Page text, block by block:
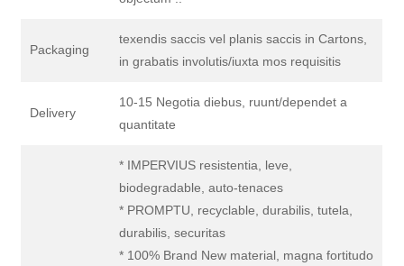
Packaging
texendis saccis vel planis saccis in Cartons,
in grabatis involutis/iuxta mos requisitis
Delivery
10-15 Negotia diebus, ruunt/dependet a
quantitate
* IMPERVIUS resistentia, leve,
biodegradable, auto-tenaces
* PROMPTU, recyclable, durabilis, tutela,
durabilis, securitas
* 100% Brand New material, magna fortitudo